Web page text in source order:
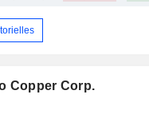
Copper Corp.